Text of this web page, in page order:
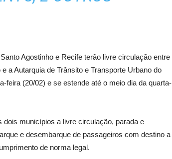
Agostinho e Recife terão livre circulação entre
a Autarquia de Trânsito e Transporte Urbano do
feira (20/02) e se estende até o meio dia da quarta-
dois municípios a livre circulação, parada e
e desembarque de passageiros com destino a
de norma legal.